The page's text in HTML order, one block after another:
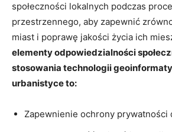
społeczności lokalnych podczas
przestrzennego, aby zapewnić
miast i ‍poprawę jakości​ życia ich
elementy odpowiedzialności
stosowania technologii
urbanistyce to:
Zapewnienie ochrony⁢ prywatności